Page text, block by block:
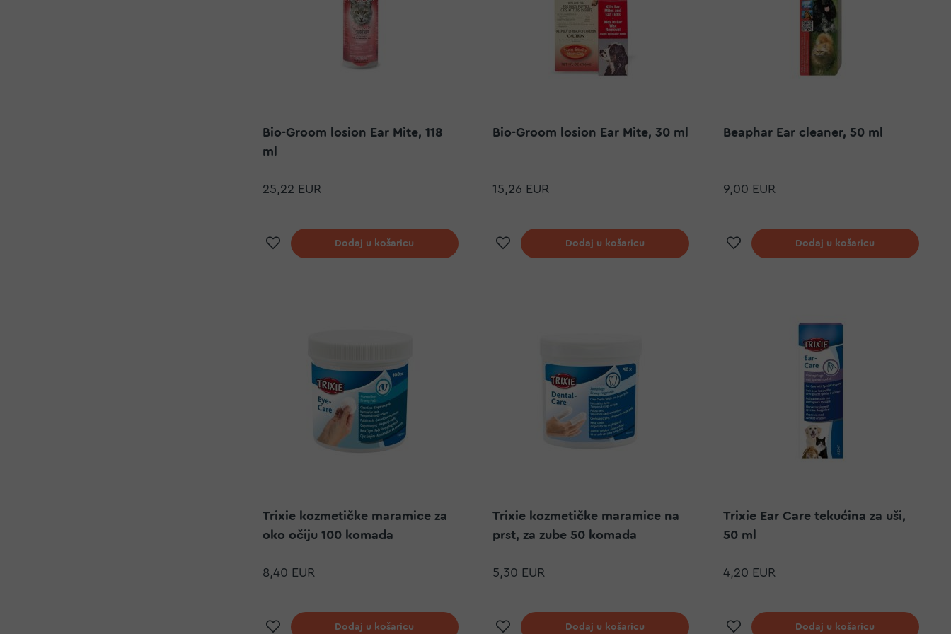
Bio-Groom losion Ear Mite, 118
ml
25,22 EUR
Dodaj na listu želja
Dodaj u košaricu
Bio-Groom losion Ear Mite, 30 ml
15,26 EUR
Dodaj na listu želja
Dodaj u košaricu
Beaphar Ear cleaner, 50 ml
9,00 EUR
Dodaj na listu želja
Dodaj u košaricu
Trixie kozmetičke maramice za
oko očiju 100 komada
8,40 EUR
Dodaj na listu želja
Dodaj u košaricu
Trixie kozmetičke maramice na
prst, za zube 50 komada
5,30 EUR
Dodaj na listu želja
Dodaj u košaricu
Trixie Ear Care tekućina za uši,
50 ml
4,20 EUR
Dodaj na listu želja
Dodaj u košaricu